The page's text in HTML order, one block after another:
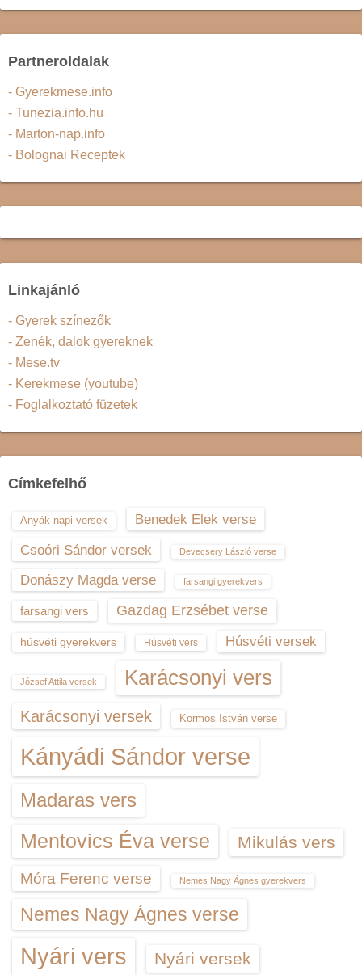
Partneroldalak
- Gyerekmese.info
- Tunezia.info.hu
- Marton-nap.info
- Bolognai Receptek
Linkajánló
- Gyerek színezők
- Zenék, dalok gyereknek
- Mese.tv
- Kerekmese (youtube)
- Foglalkoztató füzetek
Címkefelhő
Anyák napi versek
Benedek Elek verse
Csoóri Sándor versek
Devecsery László verse
Donászy Magda verse farsangi gyerekvers
farsangi vers Gazdag Erzsébet verse
húsvéti gyerekvers Húsvéti vers Húsvéti versek
József Attila versek Karácsonyi vers
Karácsonyi versek Kormos István verse
Kányádi Sándor verse
Madaras vers
Mentovics Éva verse Mikulás vers
Móra Ferenc verse Nemes Nagy Ágnes gyerekvers
Nemes Nagy Ágnes verse
Nyári vers Nyári versek